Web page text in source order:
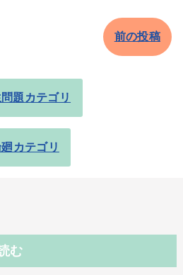
前の投稿
問題カテゴリ
カテゴリ
む